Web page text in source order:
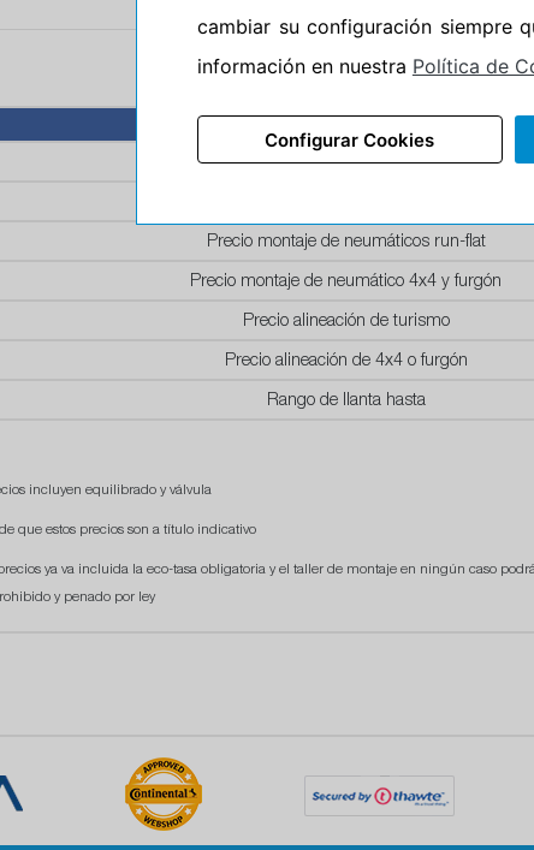
Precio montaje de llanta de acero
Precio montaje de neumáticos run-flat
Precio montaje de neumático 4x4 y furgón
Precio alineación de turismo
Precio alineación de 4x4 o furgón
Rango de llanta hasta
incluyen equilibrado y válvula
que estos precios son a título indicativo
ya va incluida la eco-tasa obligatoria y el taller de montaje en ningún caso
y penado por ley
cambiar su configuración siempre
información en nuestra Política de
Configurar Cookies